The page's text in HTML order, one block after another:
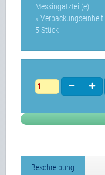
Messingätzteil(e)
» Verpackungseinheit:
5 Stück
Beschreibung